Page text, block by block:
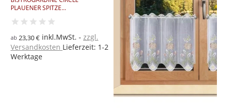
PLAUENER SPITZE...
ab 23,30 €inkl.MwSt.
zzgl.
Versandkosten Lieferzeit: 1-2
Werktage